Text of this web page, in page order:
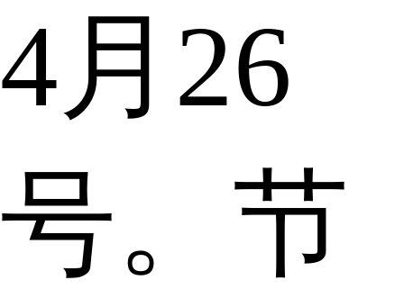
4月26
号。节